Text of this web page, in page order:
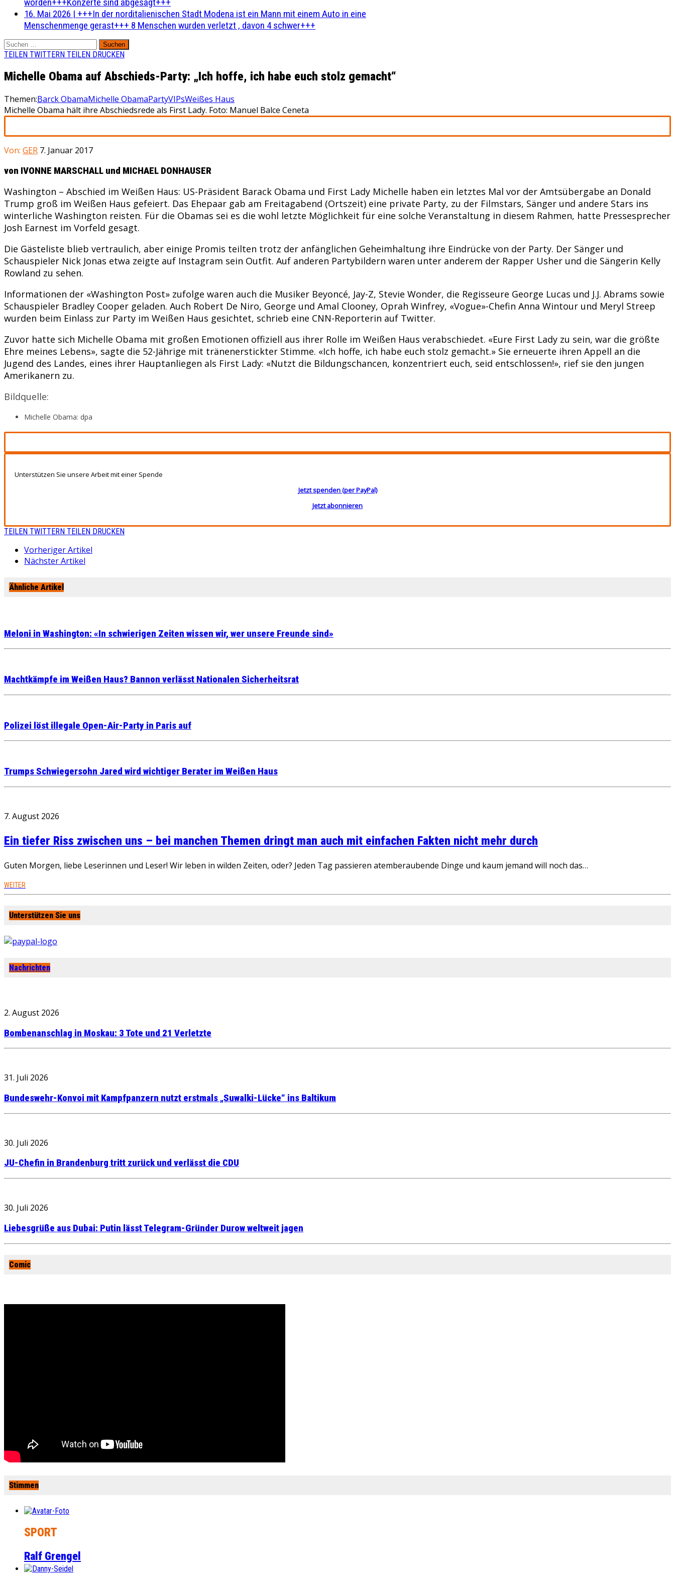
16. Mai 2026 | +++In der norditalienischen Stadt Modena ist ein Mann mit einem Auto in eine
Menschenmenge gerast+++ 8 Menschen wurden verletzt , davon 4 schwer+++
Suchen
nach:
TEILEN TWITTERN TEILEN DRUCKEN
Michelle Obama auf Abschieds-Party: „Ich hoffe, ich habe euch stolz gemacht“
Themen:Barck ObamaMichelle ObamaPartyVIPsWeißes Haus
Michelle Obama hält ihre Abschiedsrede als First Lady. Foto: Manuel Balce Ceneta
Von: GER 7. Januar 2017
von IVONNE MARSCHALL und MICHAEL DONHAUSER
Washington – Abschied im Weißen Haus: US-Präsident Barack Obama und First Lady Michelle haben ein letztes Mal vor der Amtsübergabe an Donald
Trump groß im Weißen Haus gefeiert. Das Ehepaar gab am Freitagabend (Ortszeit) eine private Party, zu der Filmstars, Sänger und andere Stars ins
winterliche Washington reisten. Für die Obamas sei es die wohl letzte Möglichkeit für eine solche Veranstaltung in diesem Rahmen, hatte Pressesprecher
Josh Earnest im Vorfeld gesagt.
Die Gästeliste blieb vertraulich, aber einige Promis teilten trotz der anfänglichen Geheimhaltung ihre Eindrücke von der Party. Der Sänger und
Schauspieler Nick Jonas etwa zeigte auf Instagram sein Outfit. Auf anderen Partybildern waren unter anderem der Rapper Usher und die Sängerin Kelly
Rowland zu sehen.
Informationen der «Washington Post» zufolge waren auch die Musiker Beyoncé, Jay-Z, Stevie Wonder, die Regisseure George Lucas und J.J. Abrams sowie
Schauspieler Bradley Cooper geladen. Auch Robert De Niro, George und Amal Clooney, Oprah Winfrey, «Vogue»-Chefin Anna Wintour und Meryl Streep
wurden beim Einlass zur Party im Weißen Haus gesichtet, schrieb eine CNN-Reporterin auf Twitter.
Zuvor hatte sich Michelle Obama mit großen Emotionen offiziell aus ihrer Rolle im Weißen Haus verabschiedet. «Eure First Lady zu sein, war die größte
Ehre meines Lebens», sagte die 52-Jährige mit tränenerstickter Stimme. «Ich hoffe, ich habe euch stolz gemacht.» Sie erneuerte ihren Appell an die
Jugend des Landes, eines ihrer Hauptanliegen als First Lady: «Nutzt die Bildungschancen, konzentriert euch, seid entschlossen!», rief sie den jungen
Amerikanern zu.
Bildquelle:
Michelle Obama: dpa
Unterstützen Sie unsere Arbeit mit einer Spende
Jetzt spenden (per PayPal)
Jetzt abonnieren
TEILEN TWITTERN TEILEN DRUCKEN
Vorheriger Artikel
Nächster Artikel
Ähnliche Artikel
Meloni in Washington: «In schwierigen Zeiten wissen wir, wer unsere Freunde sind»
Machtkämpfe im Weißen Haus? Bannon verlässt Nationalen Sicherheitsrat
Polizei löst illegale Open-Air-Party in Paris auf
Trumps Schwiegersohn Jared wird wichtiger Berater im Weißen Haus
7. August 2026
Ein tiefer Riss zwischen uns – bei manchen Themen dringt man auch mit einfachen Fakten nicht mehr durch
Guten Morgen, liebe Leserinnen und Leser! Wir leben in wilden Zeiten, oder? Jeden Tag passieren atemberaubende Dinge und kaum jemand will noch das…
WEITER
Unterstützen Sie uns
Nachrichten
2. August 2026
Bombenanschlag in Moskau: 3 Tote und 21 Verletzte
31. Juli 2026
Bundeswehr-Konvoi mit Kampfpanzern nutzt erstmals „Suwalki-Lücke“ ins Baltikum
30. Juli 2026
JU-Chefin in Brandenburg tritt zurück und verlässt die CDU
30. Juli 2026
Liebesgrüße aus Dubai: Putin lässt Telegram-Gründer Durow weltweit jagen
Comic
Stimmen
SPORT
Ralf Grengel